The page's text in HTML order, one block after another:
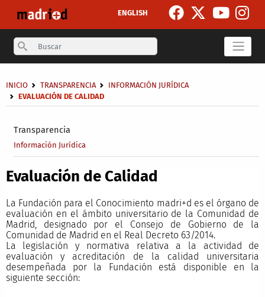
ENGLISH
Search
Transparencia
Información Jurídica
Sobrescribir enlaces de ayuda a la navegación
INICIO TRANSPARENCIA
INFORMACIÓN JURÍDICA
EVALUACIÓN DE CALIDAD
Evaluación de Calidad
La Fundación para el Conocimiento madri+d es el órgano de
evaluación en el ámbito universitario de la Comunidad de
Madrid, designado por el Consejo de Gobierno de la
Comunidad de Madrid en el Real Decreto 63/2014.
La legislación y normativa relativa a la actividad de
evaluación y acreditación de la calidad universitaria
desempeñada por la Fundación está disponible en la
siguiente sección: